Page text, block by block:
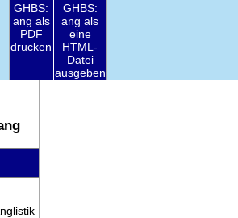
GHBS:
ang als
PDF
drucken
GHBS:
ang als
eine
HTML-
Datei
ausgeben